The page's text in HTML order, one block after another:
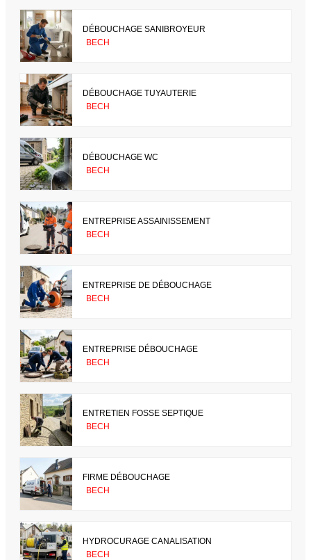
DÉBOUCHAGE SANIBROYEUR
BECH
DÉBOUCHAGE TUYAUTERIE
BECH
DÉBOUCHAGE WC
BECH
ENTREPRISE ASSAINISSEMENT
BECH
ENTREPRISE DE DÉBOUCHAGE
BECH
ENTREPRISE DÉBOUCHAGE
BECH
ENTRETIEN FOSSE SEPTIQUE
BECH
FIRME DÉBOUCHAGE
BECH
HYDROCURAGE CANALISATION
BECH